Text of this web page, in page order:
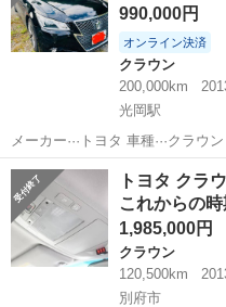
990,000円
オンライン決済
クラウン
200,000km
光岡駅
メーカー···トヨタ 車種···クラウ
ラック 走行距離···200000km 修
···2027 月···6 燃料種別···ハイブ
大分 日田市 光岡駅
トヨタ クラ
これからの
1,985,000円
クラウン
120,500km
別府市